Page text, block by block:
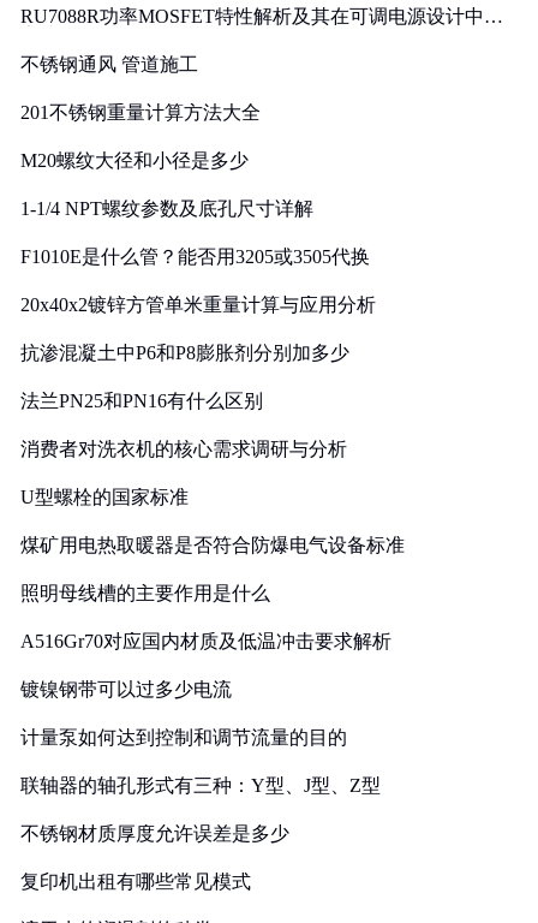
RU7088R功率MOSFET特性解析及其在可调电源设计中的
不锈钢通风 管道施工
201不锈钢重量计算方法大全
M20螺纹大径和小径是多少
1-1/4 NPT螺纹参数及底孔尺寸详解
F1010E是什么管？能否用3205或3505代换
20x40x2镀锌方管单米重量计算与应用分析
抗渗混凝土中P6和P8膨胀剂分别加多少
法兰PN25和PN16有什么区别
消费者对洗衣机的核心需求调研与分析
U型螺栓的国家标准
煤矿用电热取暖器是否符合防爆电气设备标准
照明母线槽的主要作用是什么
A516Gr70对应国内材质及低温冲击要求解析
镀镍钢带可以过多少电流
计量泵如何达到控制和调节流量的目的
联轴器的轴孔形式有三种：Y型、J型、Z型
不锈钢材质厚度允许误差是多少
复印机出租有哪些常见模式